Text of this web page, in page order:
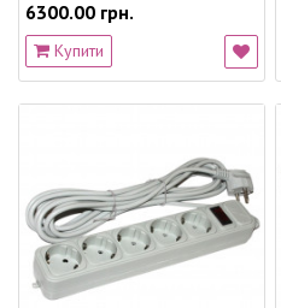
6300.00 грн.
Купити